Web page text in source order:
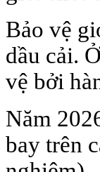
Bảo vệ
dầu cải.
vệ bởi
Năm
bay trên